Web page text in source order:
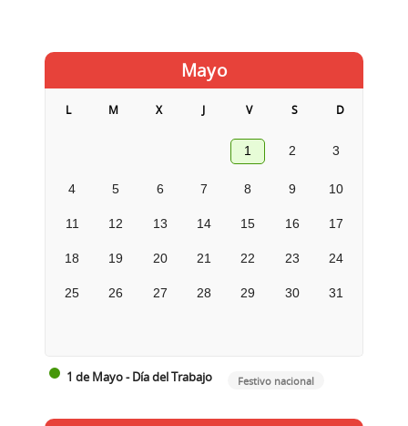
Mayo
L M X J V S D
1 2 3
4 5 6 7 8 9 10
11 12 13 14 15 16 17
18 19 20 21 22 23 24
25 26 27 28 29 30 31
1 de Mayo - Día del Trabajo Festivo nacional